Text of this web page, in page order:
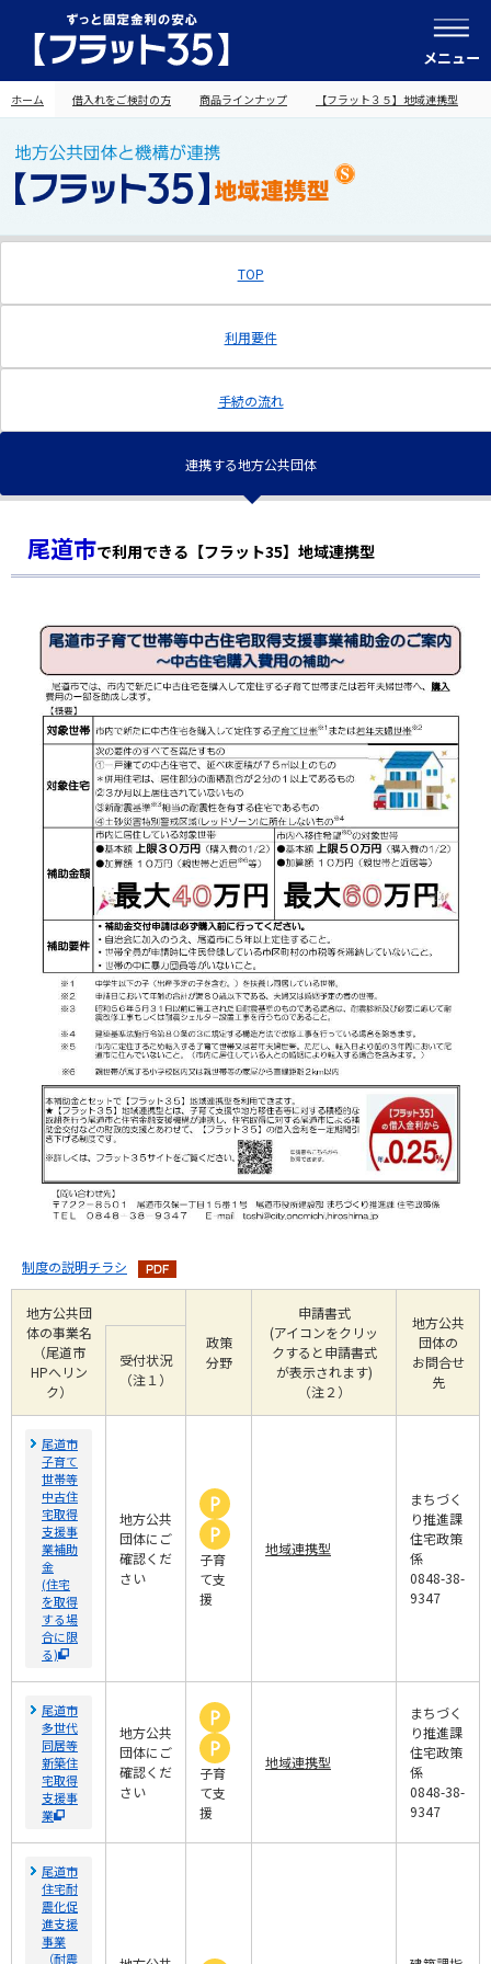
メニュー
ホーム 借入れをご検討の方 商品ラインナップ 【フラット３５】地域連携型
TOP
利用要件
手続の流れ
連携する地方公共団体
尾道市で利用できる【フラット35】地域連携型
制度の説明チラシ
地方公共団
体の事業名
（尾道市
HPへリン
ク）
政策
分野
申請書式
(アイコンをクリッ
クすると申請書式
が表示されます)
（注２）
地方公共
団体の
お問合せ
先
受付状況
（注１）
尾道市
子育て
世帯等
中古住
宅取得
支援事
業補助
金
(住宅
を取得
する場
合に限
る)
地方公共
団体にご
確認くだ
さい
子育
て支
援
地域連携型
まちづく
り推進課
住宅政策
係
0848-38-
9347
尾道市
多世代
同居等
新築住
宅取得
支援事
業
地方公共
団体にご
確認くだ
さい
子育
て支
援
地域連携型
まちづく
り推進課
住宅政策
係
0848-38-
9347
尾道市
住宅耐
震化促
進支援
事業
（耐震